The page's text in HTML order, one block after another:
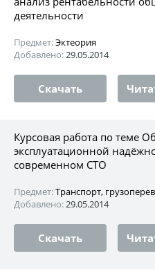
деятельности
Предмет:Эктеория
Добавлено:29.05.2014
Скачать
Курсовая работа по теме
эксплуатационной
современном СТО
Предмет:Транспорт,
Добавлено:29.05.2014
Скачать